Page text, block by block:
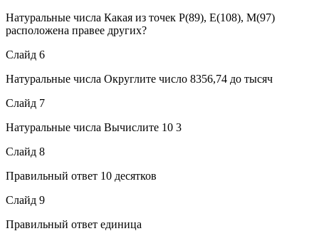
Натуральные числа Какая из точек Р(89), Е(108), М(97)
расположена правее других?
Слайд 6
Натуральные числа Округлите число 8356,74 до тысяч
Слайд 7
Натуральные числа Вычислите 10 3
Слайд 8
Правильный ответ 10 десятков
Слайд 9
Правильный ответ единица